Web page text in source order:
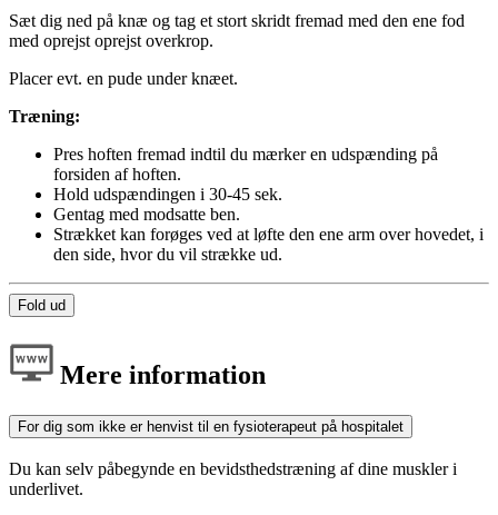
Sæt dig ned på knæ og tag et stort skridt fremad med den ene fod
med oprejst oprejst overkrop.
Placer evt. en pude under knæet.
Træning:
Pres hoften fremad indtil du mærker en udspænding på
forsiden af hoften.
Hold udspændingen i 30-45 sek.
Gentag med modsatte ben.
Strækket kan forøges ved at løfte den ene arm over hovedet, i
den side, hvor du vil strække ud.
Fold ud
Mere information
For dig som ikke er henvist til en fysioterapeut på hospitalet
Du kan selv påbegynde en bevidsthedstræning af dine muskler i
underlivet.